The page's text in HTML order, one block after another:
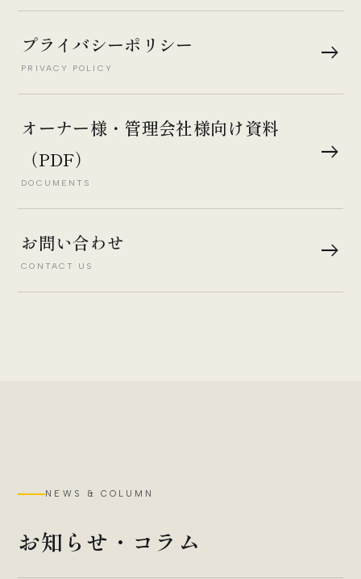
プライバシーポリシー
PRIVACY POLICY
east
オーナー様・管理会社様向け資料
（PDF）
DOCUMENTS
east
お問い合わせ
CONTACT US
east
NEWS & COLUMN
お知らせ・コラム